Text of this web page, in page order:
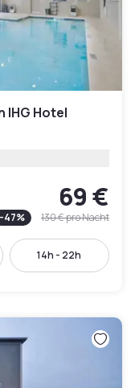
IHG Hotel
69 €
-47% 130 €pro Nacht
14h - 22h